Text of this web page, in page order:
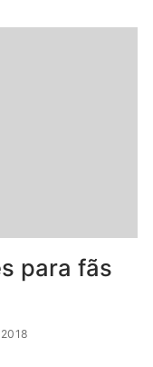
para fãs